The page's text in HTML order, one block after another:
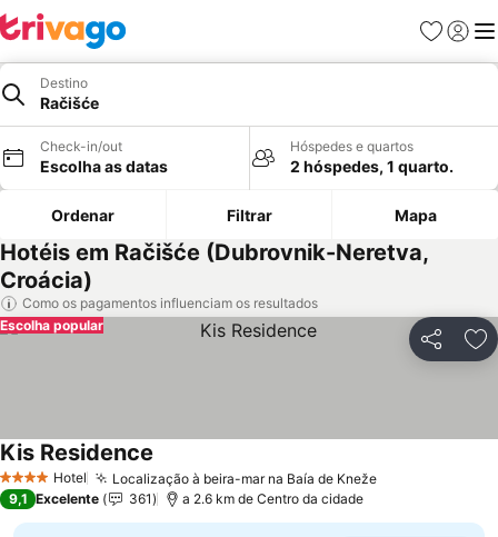
Favoritos
Iniciar
Destino
Račišće
Check-in/out
Escolha as datas
Hóspedes e quartos
2 hóspedes, 1 quarto.
Ordenar Filtrar Mapa
Hotéis em Račišće (Dubrovnik-Neretva,
Croácia)
Como os pagamentos influenciam os resultados
Partilhar
Escolha popular
4 EstrelasHotel Localização à beira-mar na Baía de Kneže
Kis Residence
9,1 Excelente 361 a 2.6 km de Centro da cidade